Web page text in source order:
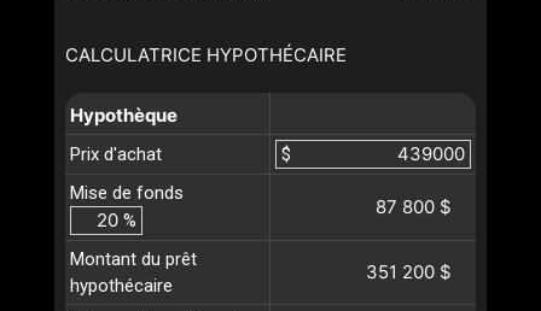
CALCULATRICE HYPOTHÉCAIRE
Hypothèque
Prix d'achat
$
Mise de fonds
%
87 800 $
Montant du prêt
hypothécaire
351 200 $